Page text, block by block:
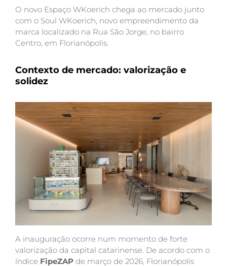
O novo Espaço WKoerich chega ao mercado junto
com o Soul WKoerich, novo empreendimento da
marca localizado na Rua São Jorge, no bairro
Centro, em Florianópolis.
Contexto de mercado: valorização e
solidez
A inauguração ocorre num momento de forte
valorização da capital catarinense. De acordo com o
índice FipeZAP de março de 2026, Florianópolis